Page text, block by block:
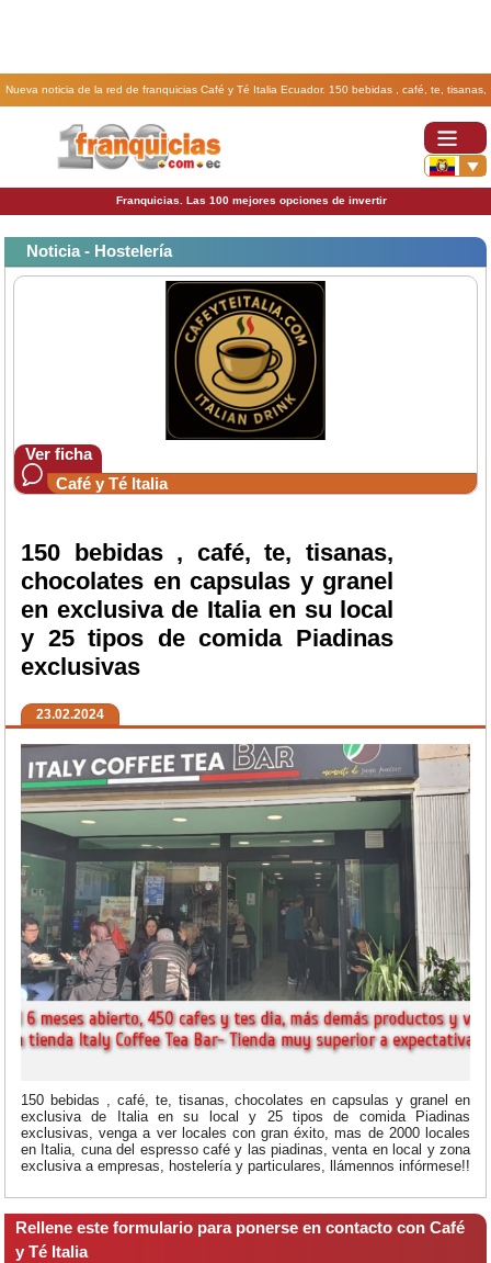
Nueva noticia de la red de franquicias Café y Té Italia Ecuador. 150 bebidas , café, te, tisanas,
chocolates en capsulas y granel en exclusiva de Italia en su local y 25 tipos de comida Piadinas
exclusivas.
Franquicias. Las 100 mejores opciones de invertir
Noticia - Hostelería
Ver ficha
Café y Té Italia
150 bebidas , café, te, tisanas,
chocolates en capsulas y granel
en exclusiva de Italia en su local
y 25 tipos de comida Piadinas
exclusivas
23.02.2024
150 bebidas , café, te, tisanas, chocolates en capsulas y granel en
exclusiva de Italia en su local y 25 tipos de comida Piadinas
exclusivas, venga a ver locales con gran éxito, mas de 2000 locales
en Italia, cuna del espresso café y las piadinas, venta en local y zona
exclusiva a empresas, hostelería y particulares, llámennos infórmese!!
Rellene este formulario para ponerse en contacto con Café
y Té Italia